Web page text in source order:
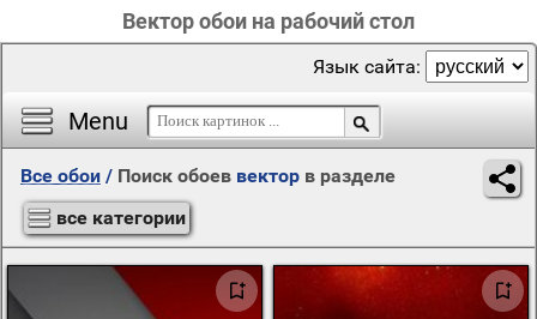
Вектор обои на рабочий стол
Menu
Язык сайта:
Все обои / Поиск обоев вектор в разделе
все категории